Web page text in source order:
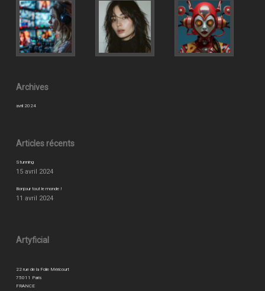
Archives
avril 2024
Articles récents
Stunning
15 avril 2024
Bonjour tout le monde !
11 avril 2024
Artyficial
22 rue de la Folie Méricourt
75011 Paris
FRANCE